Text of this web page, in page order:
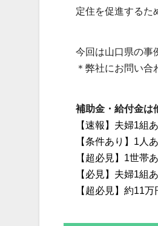
定住を促進するた
今回は山口県の事
＊弊社にお問い
補助金・給付金は
【速報】夫婦1組
【条件あり】1人
【超必見】1世帯
【必見】夫婦1組
【超必見】約11